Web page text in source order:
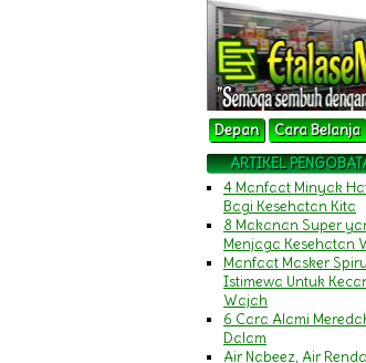
Depan Cara Belanja
ARTIKEL
4 Manfaat Minyak
Bagi Kesehatan Kita
8 Makanan Super
Menjaga Kesehatan
Manfaat Masker
Istimewa Untuk
Wajah
6 Cara Alami
Dalam
Air Nabeez, Air